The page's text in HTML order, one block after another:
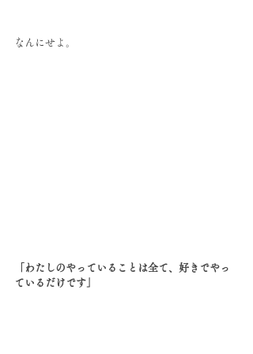
なんにせよ。
「わたしのやっていることは全て、好きでやっ
ているだけです」